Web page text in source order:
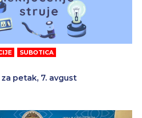
SUBOTICA
petak, 7. avgust